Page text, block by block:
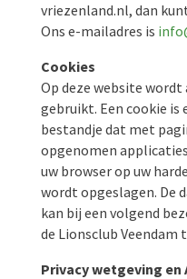
vriezenland.nl, dan
Ons e-mailadres is
Cookies
Op deze website
gebruikt. Een cookie is
bestandje dat met
opgenomen
uw browser op uw
wordt opgeslagen. De
kan bij een volgend
de Lionsclub Veendam
Privacy wetgeving en